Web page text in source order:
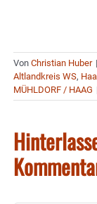
Von Christian Huber |
Altlandkreis WS,
MÜHLDORF / HAAG